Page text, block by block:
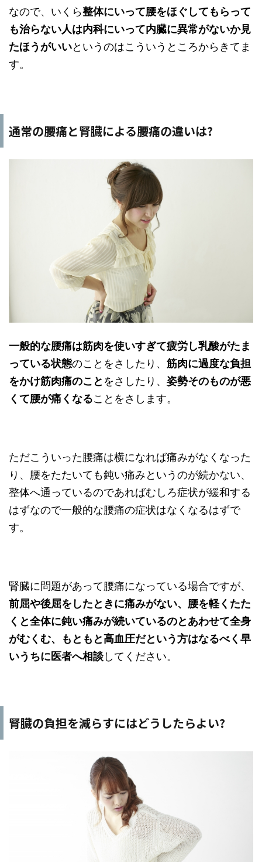
なので、いくら整体にいって腰をほぐしてもらって
も治らない人は内科にいって内臓に異常がないか見
たほうがいいというのはこういうところからきてま
す。
通常の腰痛と腎臓による腰痛の違いは?
一般的な腰痛は筋肉を使いすぎて疲労し乳酸がたま
っている状態のことをさしたり、 筋肉に過度な負担
をかけ筋肉痛のこと をさしたり、 姿勢そのものが悪
くて腰が痛くなることをさします。
ただこういった腰痛は横になれば痛みがなくなった
り、腰をたたいても鈍い痛みというのが続かない、
整体へ通っているのであればむしろ症状が緩和する
はずなので一般的な腰痛の症状はなくなるはずで
す。
腎臓に問題があって腰痛になっている場合ですが、
前屈や後屈をしたときに痛みがない、腰を軽くたた
くと全体に鈍い痛みが続いているのとあわせて全身
がむくむ、もともと高血圧だという方はなるべく早
いうちに医者へ相談してください。
腎臓の負担を減らすにはどうしたらよい?